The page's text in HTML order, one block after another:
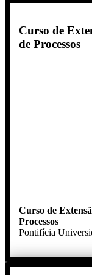
Curso de
de Processos
Curso de
Processos
Pontifícia